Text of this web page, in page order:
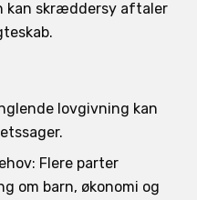
kan skræddersy aftaler
lovgivning kan
Flere parter
om barn, økonomi og